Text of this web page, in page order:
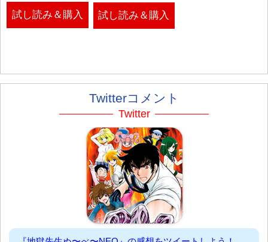
試し読み＆購入 試し読み＆購入
Twitterコメント
Twitter